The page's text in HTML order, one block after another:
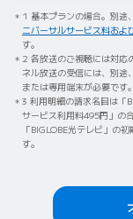
1 基本プランの場合。別途
ニバーサルサービス料およ
す。
2 各放送のご視聴には対応
ネル放送の受信には、別途
または専用端末が必要です。
3 利用明細の請求名目は「
サービス利用料495円」の
「BIGLOBE光テレビ」の
す。